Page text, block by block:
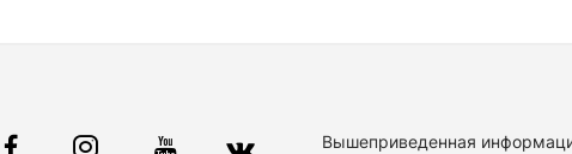
Вышеприведенная